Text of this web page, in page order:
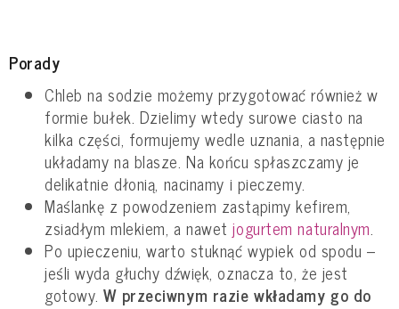
Porady
Chleb na sodzie możemy przygotować również w
formie bułek. Dzielimy wtedy surowe ciasto na
kilka części, formujemy wedle uznania, a następnie
układamy na blasze. Na końcu spłaszczamy je
delikatnie dłonią, nacinamy i pieczemy.
Maślankę z powodzeniem zastąpimy kefirem,
zsiadłym mlekiem, a nawetjogurtem naturalnym.
Po upieczeniu, warto stuknąć wypiek od spodu –
jeśli wyda głuchy dźwięk, oznacza to, że jest
gotowy.W przeciwnym razie wkładamy go do